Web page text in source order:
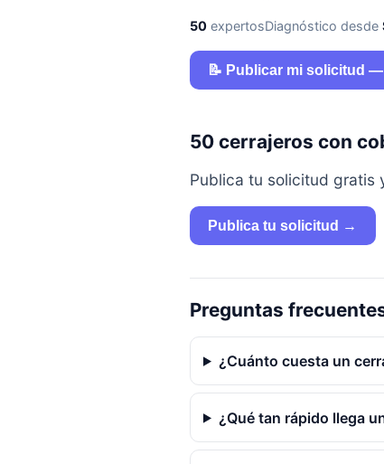
50expertosDiagnóstico desde
📝 Publicar mi solicitud
50 cerrajeros con
Publica tu solicitud gratis
Publica tu solicitud →
Preguntas
¿Cuánto cuesta un
¿Qué tan rápido llega